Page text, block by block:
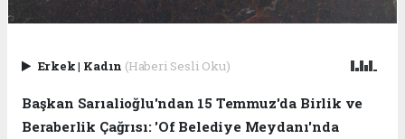
Erkek| Kadın (Haberi Sesli Oku)
Başkan Sarıalioğlu'ndan 15 Temmuz'da Birlik ve
Beraberlik Çağrısı: 'Of Belediye Meydanı'nda